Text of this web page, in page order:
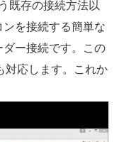
既存の接続方法以
を接続する簡単な
ー接続です。この
対応します。これか